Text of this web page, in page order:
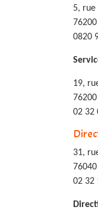
5, rue
0820
19,
02 32
31,
02 32